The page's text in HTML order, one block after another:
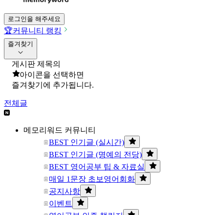
로그인을 해주세요
🏆커뮤니티 랭킹
즐겨찾기
게시판 제목의
아이콘을 선택하면
즐겨찾기에 추가됩니다.
전체글
메모리워드 커뮤니티
BEST 인기글 (실시간)
BEST 인기글 (명예의 전당)
BEST 영어공부 팁 & 자료실
매일 1문장 초보영어회화
공지사항
이벤트